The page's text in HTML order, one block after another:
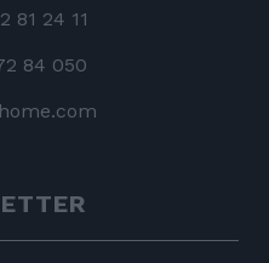
81 24 11
84 050